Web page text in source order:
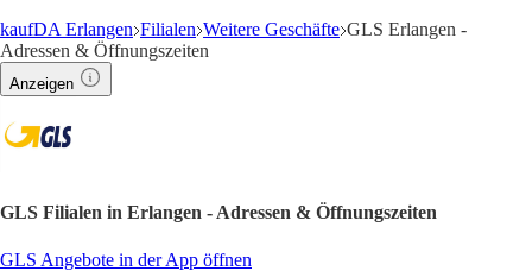
kaufDA Erlangen Filialen Weitere Geschäfte GLS Erlangen -
Adressen & Öffnungszeiten
Anzeigen
GLS Filialen in Erlangen - Adressen & Öffnungszeiten
GLS Angebote in der App öffnen